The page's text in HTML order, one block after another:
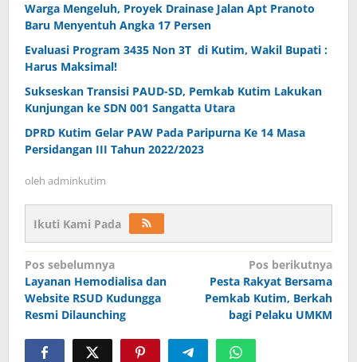
Warga Mengeluh, Proyek Drainase Jalan Apt Pranoto
Baru Menyentuh Angka 17 Persen
Evaluasi Program 3435 Non 3T di Kutim, Wakil Bupati :
Harus Maksimal!
Sukseskan Transisi PAUD-SD, Pemkab Kutim Lakukan
Kunjungan ke SDN 001 Sangatta Utara
DPRD Kutim Gelar PAW Pada Paripurna Ke 14 Masa
Persidangan III Tahun 2022/2023
oleh adminkutim
Ikuti Kami Pada
Navigasi
pos
Pos sebelumnya
Layanan Hemodialisa dan
Website RSUD Kudungga
Resmi Dilaunching
Pos berikutnya
Pesta Rakyat Bersama
Pemkab Kutim, Berkah
bagi Pelaku UMKM